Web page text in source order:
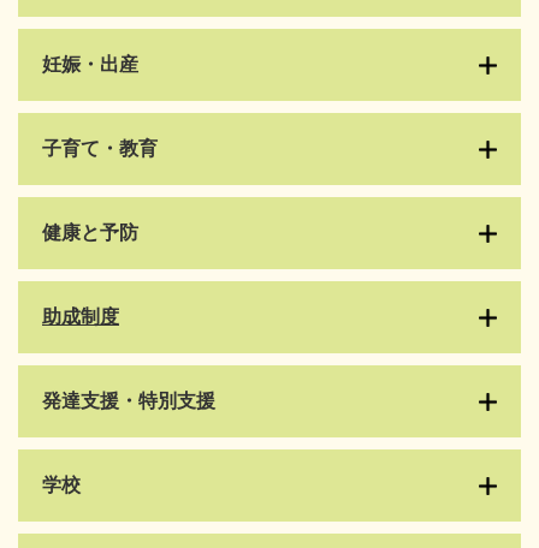
妊娠・出産
子育て・教育
健康と予防
​助成制度
発達支援・特別支援
学校